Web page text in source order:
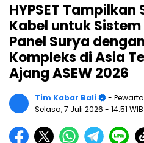
HYPSET
Kabel untuk
Panel Surya
Kompleks di Asia
Ajang ASEW 2026
Tim Kabar Bali
- Pewarta
Selasa, 7 Juli 2026 - 14:51 WIB